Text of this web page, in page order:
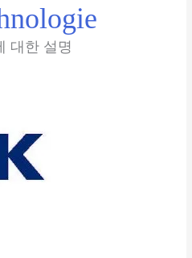
대한 설명